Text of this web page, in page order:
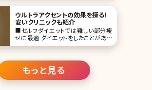
ここでは、美の追求に余念がないアラフ
ォー世代の皆さんが実践しているアン
チエイジング対策をご紹介しているブ
ログを10選
ウルトラアクセントの効果を探る!
安いクリニックも紹介
■セルフダイエットでは難しい部分痩
せに最適 ダイエットをしたことがある
方のなかには「体重は落ちたけれど、
身ばかりが痩せて下半身はほとんど痩
せない」といった経験のある方がいる
のではないでしょうか。全体的に太って
いなく
もっと見る